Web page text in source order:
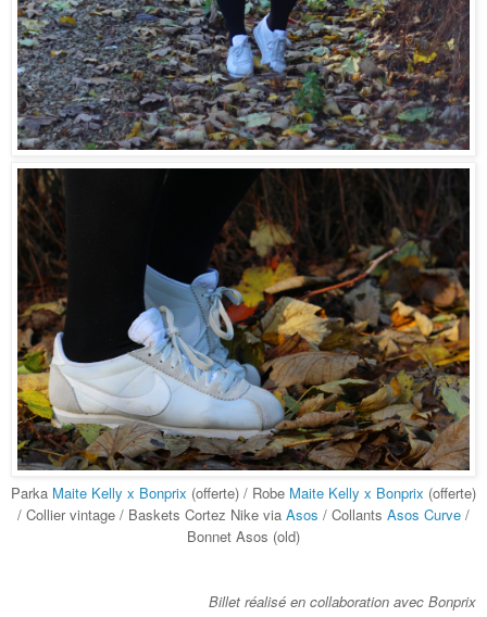
Parka Maite Kelly x Bonprix (offerte) / Robe Maite Kelly x Bonprix (offerte)
/ Collier vintage / Baskets Cortez Nike via Asos / Collants Asos Curve /
Bonnet Asos (old)
Billet réalisé en collaboration avec Bonprix